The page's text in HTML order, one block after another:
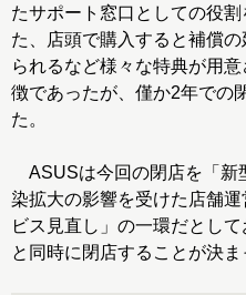
たサポート窓口としての役割
た、店頭で購入すると補償
られるなど様々な特典が用
徴であったが、僅か2年での
た。
ASUSは今回の閉店を「新
染拡大の影響を受けた店舗
ビス見直し」の一環だとし
と同時に閉店することが決ま